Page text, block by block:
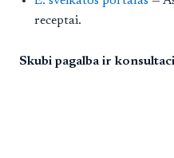
receptai.
Skubi pagalba ir